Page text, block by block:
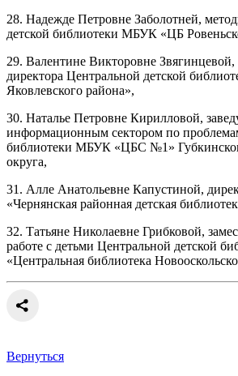
28. Надежде Петровне Заболотней,
детской библиотеки МБУК «ЦБ
29. Валентине Викторовне Звягинцевой,
директора Центральной детской
Яковлевского района»,
30. Наталье Петровне Кирилловой,
информационным сектором по
библиотеки МБУК «ЦБС №1»
округа,
31. Алле Анатольевне Капустиной,
«Чернянская районная детская
32. Татьяне Николаевне Грибковой,
работе с детьми Центральной детской
«Центральная библиотека
Вернуться